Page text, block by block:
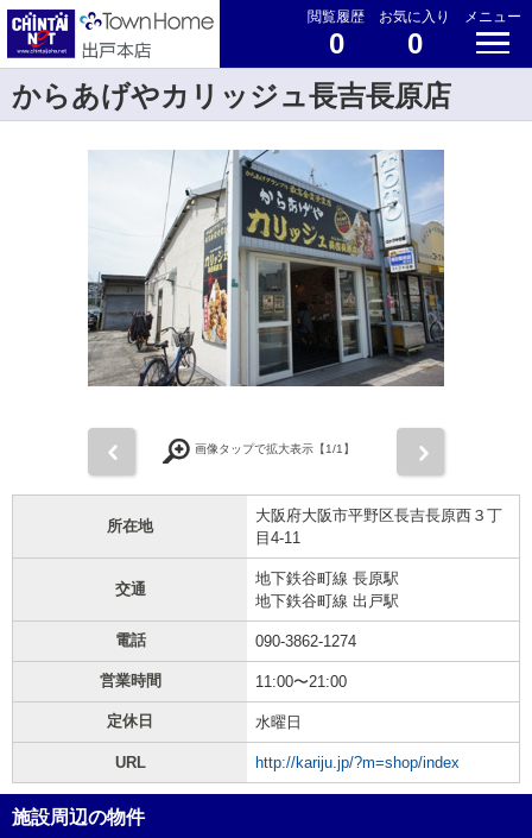
閲覧履歴
0
お気に入り
0
メニュー
からあげやカリッジュ長吉長原店
画像タップで拡大表示【1/1】
所在地
大阪府大阪市平野区長吉長原西３丁
目4-11
交通
地下鉄谷町線 長原駅
地下鉄谷町線 出戸駅
電話 090-3862-1274
営業時間 11:00〜21:00
定休日 水曜日
URL http://kariju.jp/?m=shop/index
施設周辺の物件